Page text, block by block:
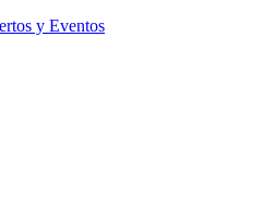
y Eventos